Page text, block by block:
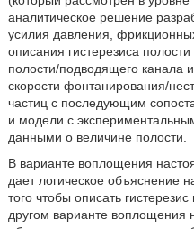
аналитическое решение
усилия давления,
описания гистерезиса
полости/подводящего канала
скорости фонтанирования/
частиц с последующим
и модели с
данными о величине полости.
В варианте воплощения
дает логическое объяснение
того чтобы описать
другом варианте воплощения